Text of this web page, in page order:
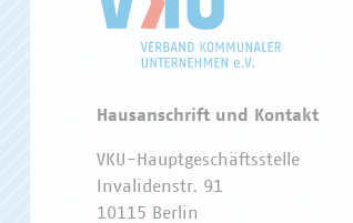
Hausanschrift und Kontakt
VKU-Hauptgeschäftsstelle
Invalidenstr. 91
10115 Berlin